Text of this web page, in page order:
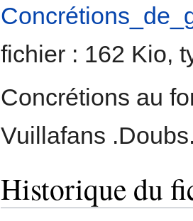
fichier : 162 Kio,
Concrétions au
Vuillafans
Historique du